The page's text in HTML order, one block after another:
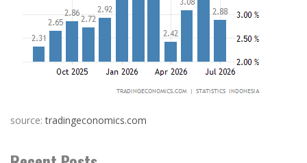
source:tradingeconomics.com